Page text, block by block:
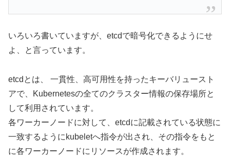
いろいろ書いていますが、etcdで暗号化できるようにせ
よ、と言っています。
etcdとは、 一貫性、高可用性を持ったキーバリュースト
アで、Kubernetesの全てのクラスター情報の保存場所と
して利用されています。
各ワーカーノードに対して、etcdに記載されている状態に
一致するようにkubeletへ指令が出され、その指令をもと
に各ワーカーノードにリソースが作成されます。